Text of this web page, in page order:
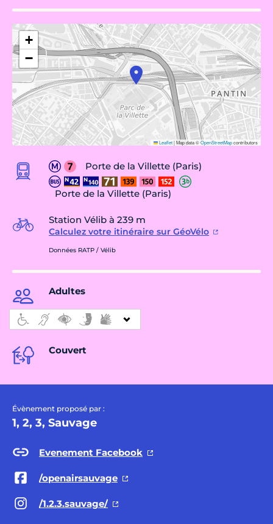
+
−
Leaflet|Map data ©OpenStreetMapcontributors
Porte de la Villette (Paris)
Porte de la Villette (Paris)
Station Vélib à 239 m
Calculez votre itinéraire sur GéoVélo
Données RATP / Vélib
Adultes
Couvert
Évènement proposé par :
1, 2, 3, Sauvage
Evenement Facebook
/openairsauvage
/1.2.3.sauvage/